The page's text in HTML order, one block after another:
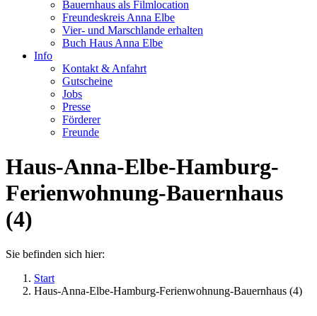
Bauernhaus als Filmlocation
Freundeskreis Anna Elbe
Vier- und Marschlande erhalten
Buch Haus Anna Elbe
Info
Kontakt & Anfahrt
Gutscheine
Jobs
Presse
Förderer
Freunde
Haus-Anna-Elbe-Hamburg-
Ferienwohnung-Bauernhaus
(4)
Sie befinden sich hier:
Start
Haus-Anna-Elbe-Hamburg-Ferienwohnung-Bauernhaus (4)